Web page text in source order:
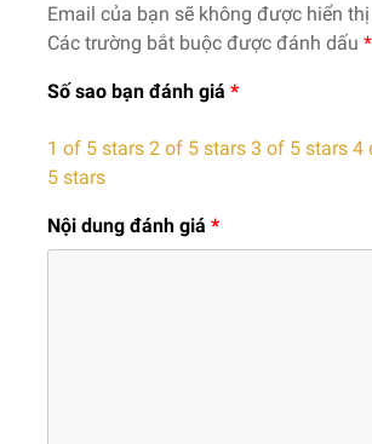
Email của bạn sẽ không được hiển
Các trường bắt buộc được đánh dấu *
Số sao bạn đánh giá *
1 of 5 stars 2 of 5 stars 3 of 5 stars 4
5 stars
Nội dung đánh giá *